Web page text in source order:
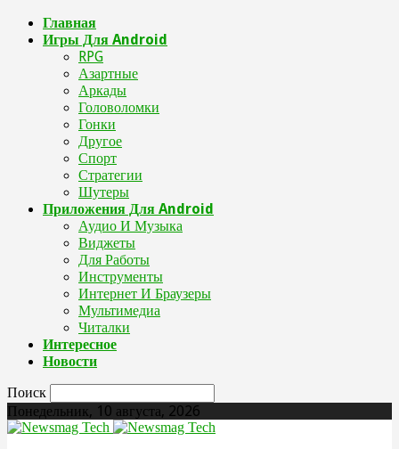
Главная
Игры Для Android
RPG
Азартные
Аркады
Головоломки
Гонки
Другое
Спорт
Стратегии
Шутеры
Приложения Для Android
Аудио И Музыка
Виджеты
Для Работы
Инструменты
Интернет И Браузеры
Мультимедиа
Читалки
Интересное
Новости
Поиск
Понедельник, 10 августа, 2026